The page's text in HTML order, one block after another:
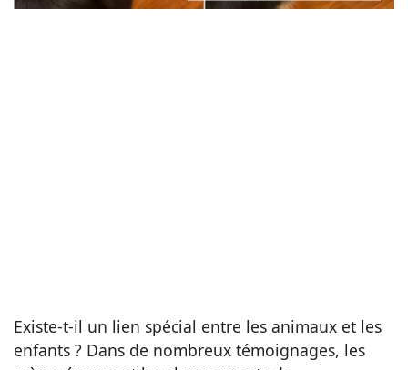
Existe-t-il un lien spécial entre les animaux et les
enfants ? Dans de nombreux témoignages, les